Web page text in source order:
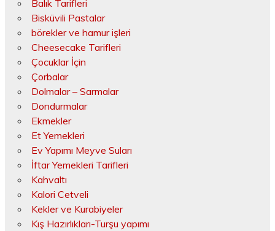
Balık Tarifleri
Bisküvili Pastalar
börekler ve hamur işleri
Cheesecake Tarifleri
Çocuklar İçin
Çorbalar
Dolmalar – Sarmalar
Dondurmalar
Ekmekler
Et Yemekleri
Ev Yapımı Meyve Suları
İftar Yemekleri Tarifleri
Kahvaltı
Kalori Cetveli
Kekler ve Kurabiyeler
Kış Hazırlıkları-Turşu yapımı